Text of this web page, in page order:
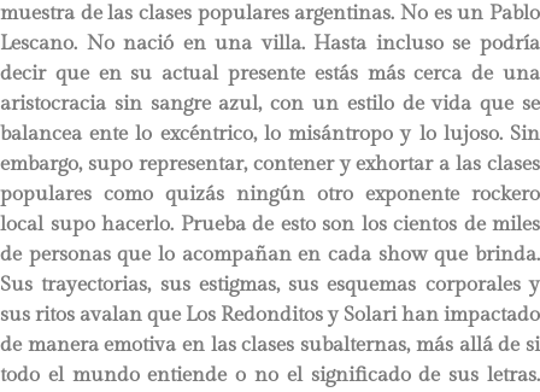
muestra de las clases populares argentinas. No es un Pablo
Lescano. No nació en una villa. Hasta incluso se podría
decir que en su actual presente estás más cerca de una
aristocracia sin sangre azul, con un estilo de vida que se
balancea ente lo excéntrico, lo misántropo y lo lujoso. Sin
embargo, supo representar, contener y exhortar a las clases
populares como quizás ningún otro exponente rockero
local supo hacerlo. Prueba de esto son los cientos de miles
de personas que lo acompañan en cada show que brinda.
Sus trayectorias, sus estigmas, sus esquemas corporales y
sus ritos avalan que Los Redonditos y Solari han impactado
de manera emotiva en las clases subalternas, más allá de si
todo el mundo entiende o no el significado de sus letras.